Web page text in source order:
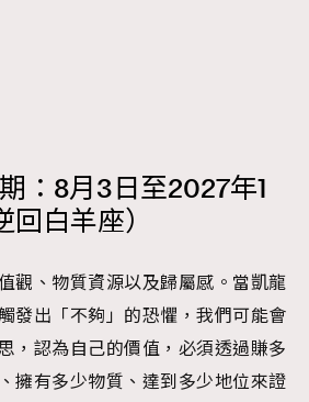
：8月3日至2027年1
白羊座）
觀、物質資源以及歸屬感。當凱龍
發出「不夠」的恐懼，我們可能會
，認為自己的價值，必須透過賺多
擁有多少物質、達到多少地位來證